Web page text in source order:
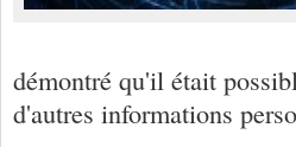
démontré qu'il était
d'autres informations